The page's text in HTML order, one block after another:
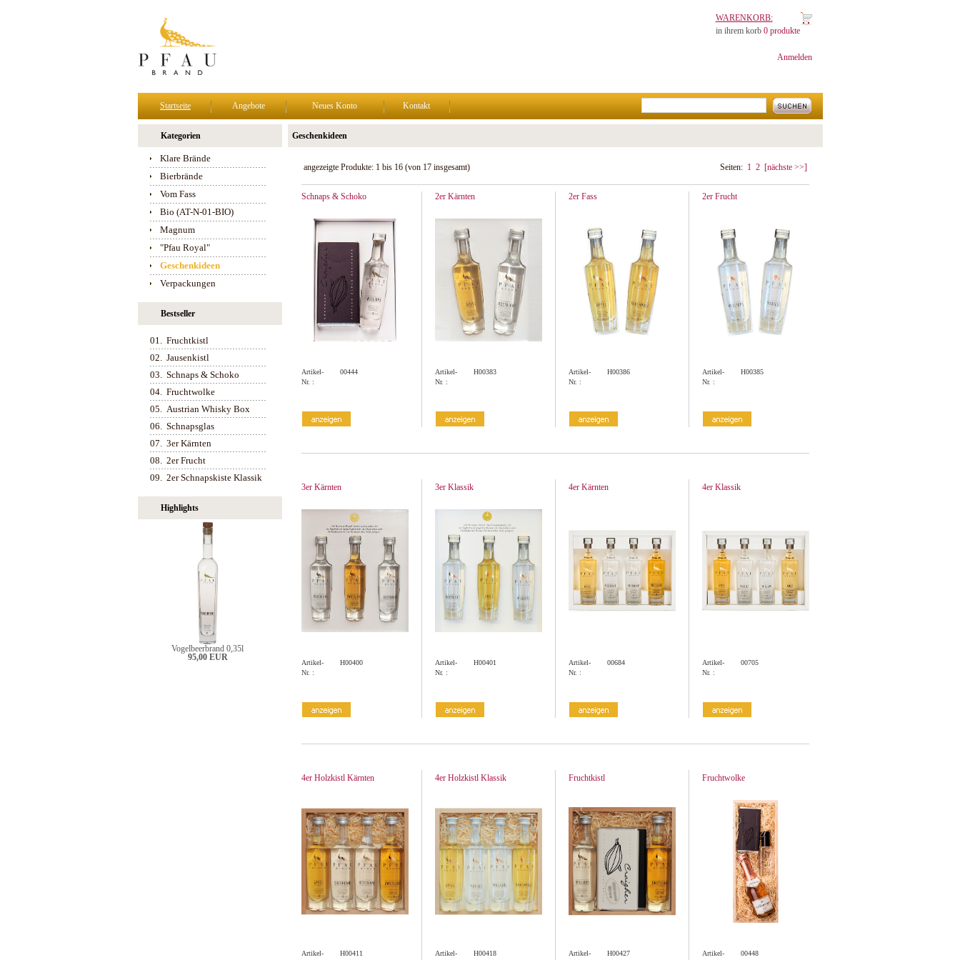
WARENKORB:
in ihrem korb 0 produkte
Anmelden
Startseite Angebote Neues Konto Kontakt
Kategorien
Klare Brände
Bierbrände
Vom Fass
Bio (AT-N-01-BIO)
Magnum
"Pfau Royal"
Geschenkideen
Verpackungen
Bestseller
01. Fruchtkistl
02. Jausenkistl
03. Schnaps & Schoko
04. Fruchtwolke
05. Austrian Whisky Box
06. Schnapsglas
07. 3er Kärnten
08. 2er Frucht
09. 2er Schnapskiste Klassik
Highlights
Vogelbeerbrand 0,35l
95,00 EUR
Geschenkideen
angezeigte Produkte: 1bis 16(von 17insgesamt) Seiten: 1 2 [nächste >>]
Schnaps & Schoko
Artikel-
Nr. :
00444
2er Kärnten
Artikel-
Nr. :
H00383
2er Fass
Artikel-
Nr. :
H00386
2er Frucht
Artikel-
Nr. :
H00385
3er Kärnten
Artikel-
Nr. :
H00400
3er Klassik
Artikel-
Nr. :
H00401
4er Kärnten
Artikel-
Nr. :
00684
4er Klassik
Artikel-
Nr. :
00705
4er Holzkistl Kärnten
Artikel-
H00411
4er Holzkistl Klassik
Artikel-
H00418
Fruchtkistl
Artikel-
H00427
Fruchtwolke
Artikel-
00448